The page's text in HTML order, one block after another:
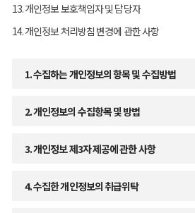
13. 개인정보 보호책임자 및 담당자
14. 개인정보 처리방침 변경에 관한 사항
1. 수집하는 개인정보의 항목 및 수집방법
2. 개인정보의 수집항목 및 방법
3. 개인정보 제3자 제공에 관한 사항
4. 수집한 개인정보의 취급위탁